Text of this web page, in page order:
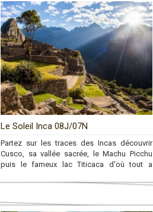
Le Soleil Inca 08J/07N
Partez sur les traces des Incas découvrir
Cusco, sa vallée sacrée, le Machu Picchu
puis le fameux lac Titicaca d'où tout a